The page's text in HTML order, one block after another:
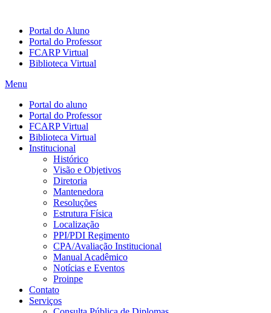
Portal do Aluno
Portal do Professor
FCARP Virtual
Biblioteca Virtual
Menu
Portal do aluno
Portal do Professor
FCARP Virtual
Biblioteca Virtual
Institucional
Histórico
Visão e Objetivos
Diretoria
Mantenedora
Resoluções
Estrutura Física
Localização
PPI/PDI Regimento
CPA/Avaliação Institucional
Manual Acadêmico
Notícias e Eventos
Proinpe
Contato
Serviços